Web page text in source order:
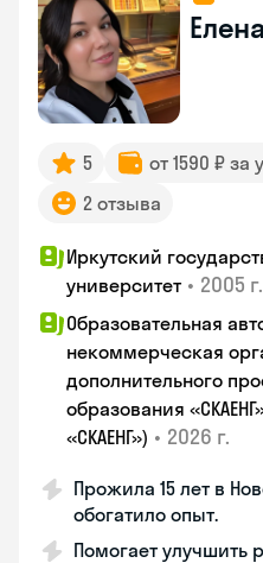
Елена
5 от 1590 ₽ за
2 отзыва
Иркутский
университет • 2005 г.
Образовательная
некоммерческая
дополнительного
образования
«СКАЕНГ») • 2026 г.
Прожила 15 лет в
обогатило опыт.
Помогает улучшить